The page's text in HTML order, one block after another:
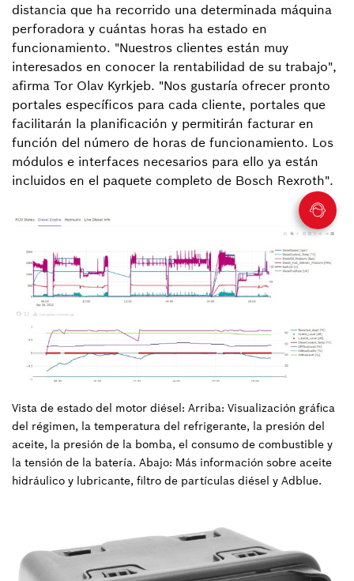
distancia que ha recorrido una determinada máquina
perforadora y cuántas horas ha estado en
funcionamiento. "Nuestros clientes están muy
interesados en conocer la rentabilidad de su trabajo",
afirma Tor Olav Kyrkjeb. "Nos gustaría ofrecer pronto
portales específicos para cada cliente, portales que
facilitarán la planificación y permitirán facturar en
función del número de horas de funcionamiento. Los
módulos e interfaces necesarios para ello ya están
incluidos en el paquete completo de Bosch Rexroth".
Vista de estado del motor diésel: Arriba: Visualización gráfica
del régimen, la temperatura del refrigerante, la presión del
aceite, la presión de la bomba, el consumo de combustible y
la tensión de la batería. Abajo: Más información sobre aceite
hidráulico y lubricante, filtro de partículas diésel y Adblue.